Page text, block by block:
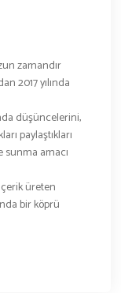
zamandır
2017 yılında
düşüncelerini,
paylaştıkları
amacı
üreten
bir köprü